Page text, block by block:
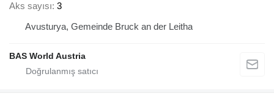
Aks sayısı 3
Avusturya, Gemeinde Bruck an der Leitha
BAS World Austria